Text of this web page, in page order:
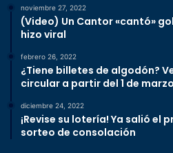
noviembre 27, 2022
(Video) Un Cantor «cantó»
hizo viral
febrero 26, 2022
¿Tiene billetes de algodón?
circular a partir del 1 de marzo
diciembre 24, 2022
¡Revise su lotería! Ya salió el
sorteo de consolación